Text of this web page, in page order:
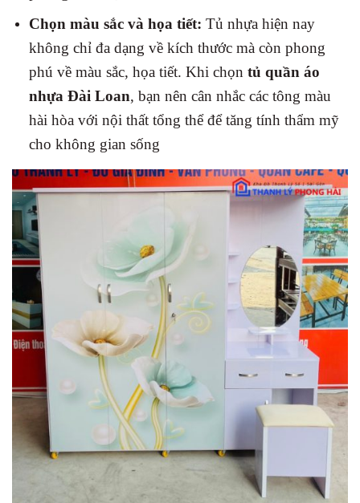
Chọn màu sắc và họa tiết: Tủ nhựa hiện nay
không chỉ đa dạng về kích thước mà còn phong
phú về màu sắc, họa tiết. Khi chọn tủ quần áo
nhựa Đài Loan, bạn nên cân nhắc các tông màu
hài hòa với nội thất tổng thể để tăng tính thẩm mỹ
cho không gian sống